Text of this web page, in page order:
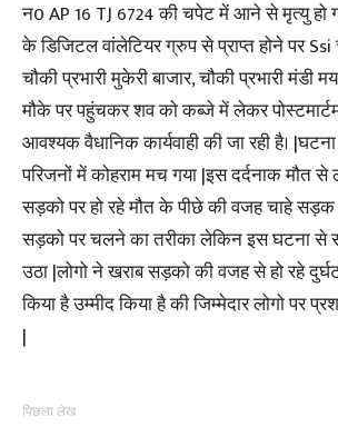
न0 AP 16 TJ 6724 की चपेट में आने से मृत्यु हो
के डिजिटल वांलेटियर ग्रुप से प्राप्त होने पर
चौकी प्रभारी मुकेरी बाजार, चौकी प्रभारी
मौके पर पहुंचकर शव को कब्जे में लेकर
आवश्यक वैधानिक कार्यवाही की जा रही है।
परिजनों में कोहराम मच गया |इस दर्दनाक मौत
सड़को पर हो रहे मौत के पीछे की वजह चाहे सड़क
सड़को पर चलने का तरीका लेकिन इस घटना से
उठा |लोगो ने खराब सड़को की वजह से हो रहे
किया है उम्मीद किया है की जिम्मेदार लोगो पर
|
पिछला लेख